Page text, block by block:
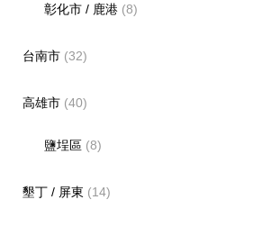
彰化市 / 鹿港 (8)
台南市(32)
高雄市(40)
鹽埕區 (8)
墾丁 / 屏東 (14)